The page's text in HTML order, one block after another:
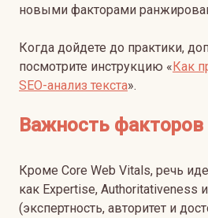
новыми факторами
Когда дойдете до практики,
посмотрите инструкцию «Как
SEO-анализ текста».
Важность факторов
Кроме Core Web Vitals, речь
как Expertise, Authoritativeness
(экспертность, авторитет и